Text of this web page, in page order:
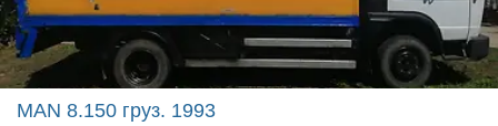
MAN 8.150 груз. 1993